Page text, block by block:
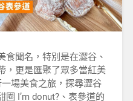
食聞名，特別是在澀谷、
，更是匯聚了眾多當紅美
場美食之旅，探尋澀谷
I’m donut?、表參道的